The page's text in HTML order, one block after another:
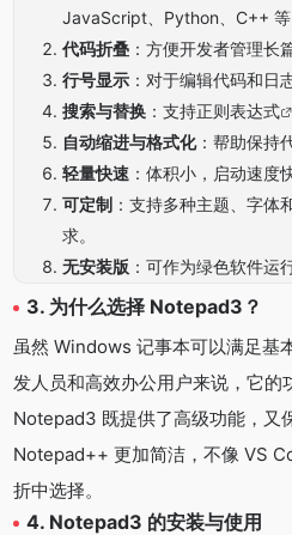
JavaScript、Python、C++ 等
代码折叠 ：方便开发者管理长
行号显示 ：对于编辑代码和日
搜索与替换 ：支持正则表达式
自动缩进与格式化：帮助保持
轻量快速 ：体积小，启动速度
可定制 ：支持多种主题、字体
求。
无安装版 ：可作为绿色软件运
3. 为什么选择 Notepad3？
虽然 Windows 记事本可以满足基
发人员和高效办公用户来说，它的
Notepad3 既提供了高级功能，又
Notepad++ 更加简洁，不像 VS
折中选择。
4. Notepad3 的安装与使用